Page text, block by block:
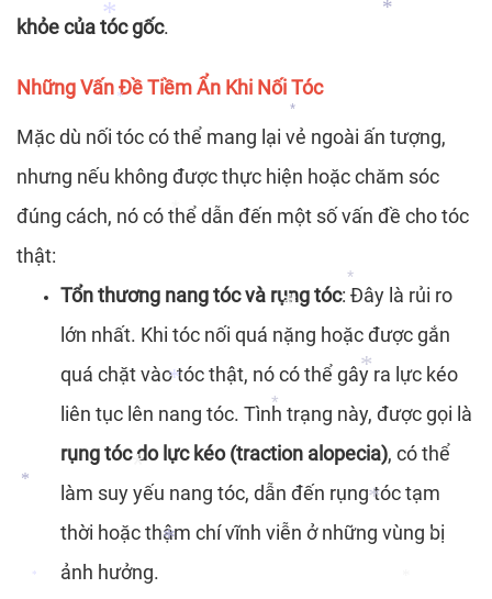
*
*
*
*
*
*
*
*
*
khỏe của tóc gốc.
Những Vấn Đề Tiềm Ẩn Khi Nối Tóc
Mặc dù nối tóc có thể mang lại vẻ ngoài ấn tượng,
nhưng nếu không được thực hiện hoặc chăm sóc
đúng cách, nó có thể dẫn đến một số vấn đề cho tóc
thật:
Tổn thương nang tóc và rụng tóc: Đây là rủi ro
lớn nhất. Khi tóc nối quá nặng hoặc được gắn
quá chặt vào tóc thật, nó có thể gây ra lực kéo
liên tục lên nang tóc. Tình trạng này, được gọi là
rụng tóc do lực kéo (traction alopecia), có thể
làm suy yếu nang tóc, dẫn đến rụng tóc tạm
thời hoặc thậm chí vĩnh viễn ở những vùng bị
ảnh hưởng.